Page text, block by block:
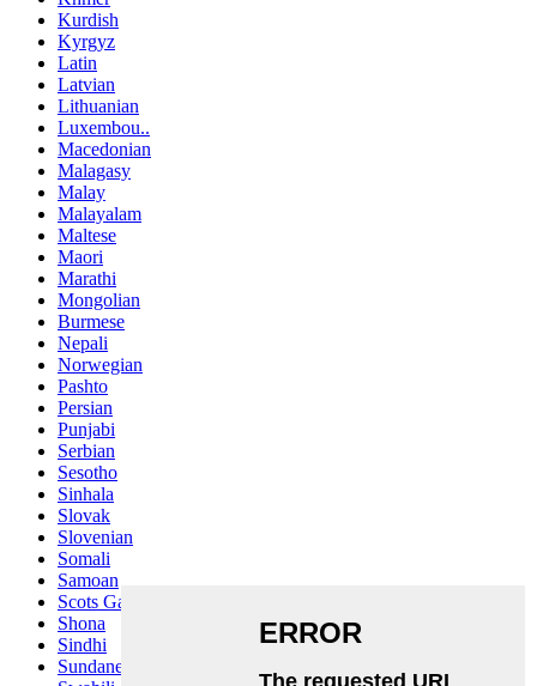
Kurdish
Kyrgyz
Latin
Latvian
Lithuanian
Luxembou..
Macedonian
Malagasy
Malay
Malayalam
Maltese
Maori
Marathi
Mongolian
Burmese
Nepali
Norwegian
Pashto
Persian
Punjabi
Serbian
Sesotho
Sinhala
Slovak
Slovenian
Somali
Samoan
Scots Gaelic
Shona
Sindhi
Sundanese